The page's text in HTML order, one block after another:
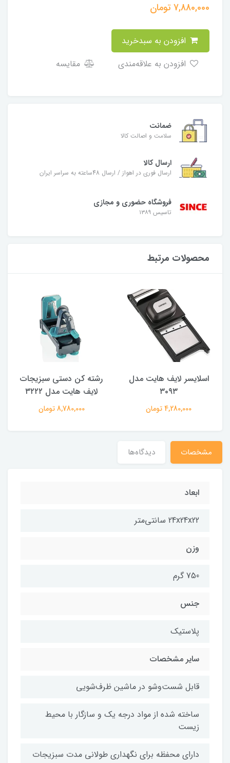
7,880,000تومان
مقایسه
ضمانت
سلامت و اصالت کالا
ارسال کالا
ارسال فوری در اهواز / ارسال 48ساعته به سراسر ایران
فروشگاه حضوری و مجازی
تاسیس ۱۳۸۹
محصولات مرتبط
اسلایسر لایف هایت مدل
۳۰۹۳
4,280,000 تومان
رشته کن دستی سبزیجات
لایف هایت مدل ۳۲۲۲
8,780,000 تومان
مشخصات دیدگاه‌ها
ابعاد
24x24x22 سانتی‌متر
وزن
750 گرم
جنس
پلاستیک
سایر مشخصات
قابل شست‌و‌شو در ماشین ظرف‌شویی
ساخته شده از مواد درجه یک و سازگار با محیط
زیست
دارای محفظه برای نگهداری طولانی مدت سبزیجات